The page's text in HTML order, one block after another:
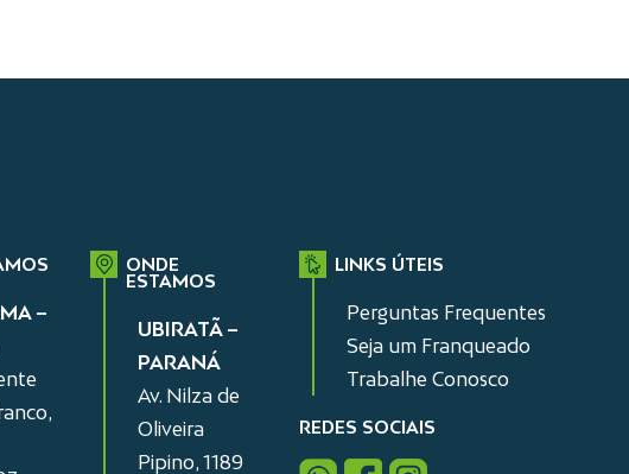
–
ONDE
ESTAMOS
UBIRATÃ –
PARANÁ
Av. Nilza de
Oliveira
Pipino, 1189
LINKS ÚTEIS
Perguntas Frequentes
Seja um Franqueado
Trabalhe Conosco
REDES SOCIAIS